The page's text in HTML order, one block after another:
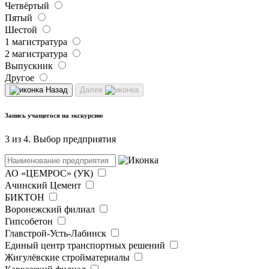
Четвёртый
Пятый
Шестой
1 магистратура
2 магистратура
Выпускник
Другое
Назад Далее
Запись учащегося на экскурсию
3 из 4. Выбор предприятия
АО «ЦЕМРОС» (УК)
Ачинский Цемент
БИКТОН
Воронежский филиал
Гипсобетон
Главстрой-Усть-Лабинск
Единый центр транспортных решений
Жигулёвские стройматериалы